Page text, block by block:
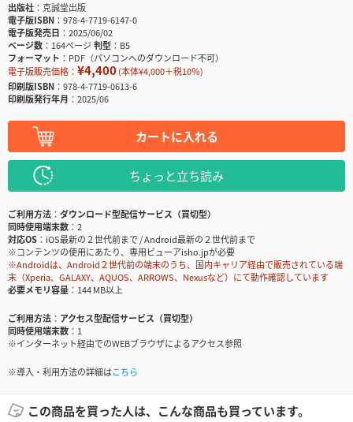
出版社
克誠堂出版
電子版ISBN
978-4-7719-6147-0
電子版発売日
2025/06/02
ページ数
164ページ判型
B5
フォーマット
PDF（パソコンへのダウンロード不可）
電子版販売価格： ¥4,400(本体¥4,000＋税10％)
印刷版ISBN
978-4-7719-0613-6
印刷版発行年月
2025/06
カートに入れる
ちょっと立ち読み
ご利用方法
ダウンロード型配信サービス（買切型）
同時使用端末数
2
対応OS
iOS最新の２世代前まで / Android最新の２世代前まで
※コンテンツの使用にあたり、専用ビューアisho.jpが必要
※Androidは、Android２世代前の端末のうち、国内キャリア経由で販売されている端
末（Xperia、GALAXY、AQUOS、ARROWS、Nexusなど）にて動作確認しています
必要メモリ容量
144 MB以上
ご利用方法
アクセス型配信サービス（買切型）
同時使用端末数
1
※インターネット経由でのWEBブラウザによるアクセス参照
※導入・利用方法の詳細はこちら
この商品を買った人は、こんな商品も買っています。